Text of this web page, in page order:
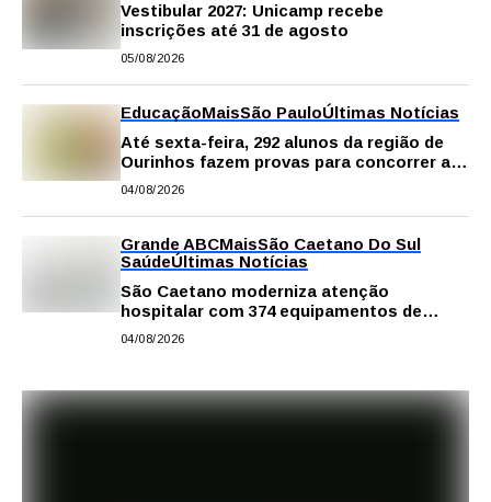
Vestibular 2027: Unicamp recebe
inscrições até 31 de agosto
05/08/2026
EducaçãoMaisSão PauloÚltimas Notícias
Até sexta-feira, 292 alunos da região de
Ourinhos fazem provas para concorrer a
intercâmbio internacional
04/08/2026
Grande ABCMaisSão Caetano Do Sul
SaúdeÚltimas Notícias
São Caetano moderniza atenção
hospitalar com 374 equipamentos de
última geração
04/08/2026